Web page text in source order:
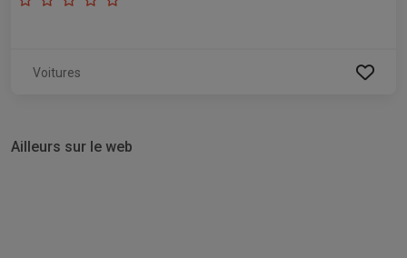
Voitures
Ailleurs sur le web